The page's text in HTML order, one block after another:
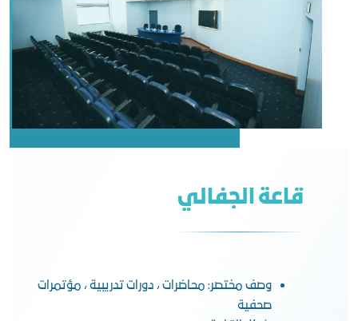
قاعة الجفالي
وصف مختصر: محاضرات ، دورات تدريبية ، مؤتمرات
صحفية